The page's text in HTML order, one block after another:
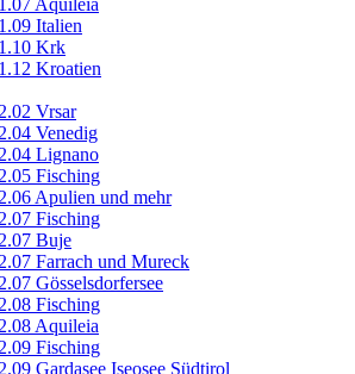
Italien
Krk
Kroatien
Vrsar
Venedig
Lignano
Fisching
Apulien und mehr
Fisching
Buje
Farrach und Mureck
Gösselsdorfersee
Fisching
Aquileia
Fisching
Gardasee Iseosee Südtirol